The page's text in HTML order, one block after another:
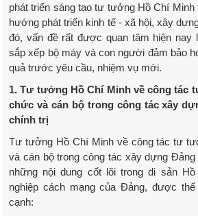
phát triển sáng tạo tư tưởng Hồ Chí
hướng phát triển kinh tế - xã hội, xây
đó, vấn đề rất được quan tâm hiện nay
sắp xếp bộ máy và con người đảm bảo
quả trước yêu cầu, nhiệm vụ mới.
1. Tư tưởng Hồ Chí Minh về công tác
chức và cán bộ trong công tác xây
chính trị
Tư tưởng Hồ Chí Minh về công tác tư
và cán bộ trong công tác xây dựng
những nội dung cốt lõi trong di sản
nghiệp cách mạng của Đảng, được
cạnh: